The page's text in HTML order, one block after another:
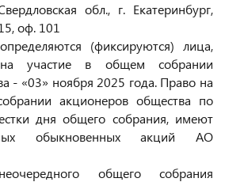
обл., г. Екатеринбург,
оф. 101
(фиксируются) лица,
участие в общем собрании
- «03» ноября 2025 года. Право на
акционеров общества по
дня общего собрания, имеют
обыкновенных акций АО
общего собрания